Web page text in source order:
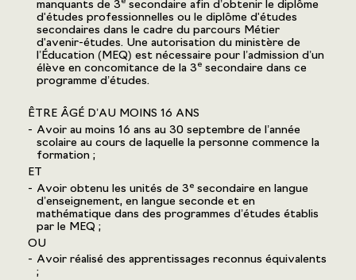
manquants de 3
secondaire afin d’obtenir le diplôme
d'études professionnelles ou le diplôme d'études
secondaires dans le cadre du parcours Métier
d'avenir-études. Une autorisation du ministère de
l’Éducation (MEQ) est nécessaire pour l’admission d’un
élève en concomitance de la 3e secondaire dans ce
programme d’études.
ÊTRE ÂGÉ D’AU MOINS 16 ANS
Avoir au moins 16 ans au 30 septembre de l’année
scolaire au cours de laquelle la personne commence la
formation ;
ET
Avoir obtenu les unités de 3e secondaire en langue
d’enseignement, en langue seconde et en
mathématique dans des programmes d’études établis
par le MEQ ;
OU
Avoir réalisé des apprentissages reconnus équivalents
;